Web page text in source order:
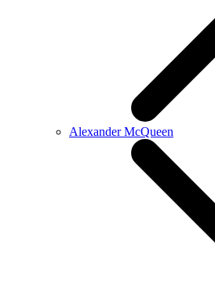
Alexander McQueen